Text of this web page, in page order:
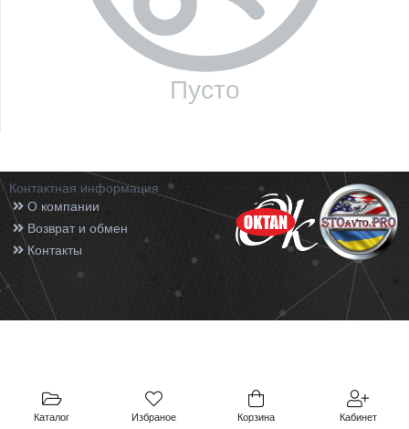
Каталог Избраное Корзина Кабинет
Пусто
Контактная информация
О компании
Возврат и обмен
Контакты